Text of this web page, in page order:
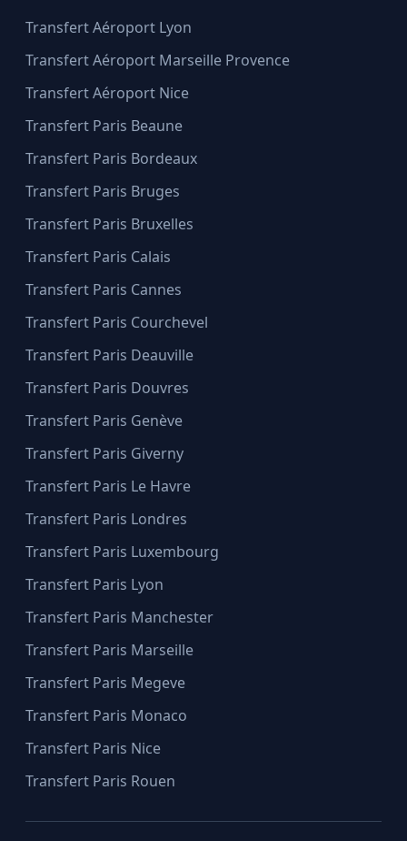
Transfert Aéroport Lyon
Transfert Aéroport Marseille Provence
Transfert Aéroport Nice
Transfert Paris Beaune
Transfert Paris Bordeaux
Transfert Paris Bruges
Transfert Paris Bruxelles
Transfert Paris Calais
Transfert Paris Cannes
Transfert Paris Courchevel
Transfert Paris Deauville
Transfert Paris Douvres
Transfert Paris Genève
Transfert Paris Giverny
Transfert Paris Le Havre
Transfert Paris Londres
Transfert Paris Luxembourg
Transfert Paris Lyon
Transfert Paris Manchester
Transfert Paris Marseille
Transfert Paris Megeve
Transfert Paris Monaco
Transfert Paris Nice
Transfert Paris Rouen